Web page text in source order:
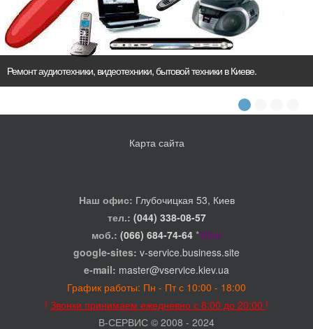
Ремонт аудиотехники, видеотехники, бытовой техники в Киеве.
Карта сайта
Наш офис: Глубочицкая 53, Киев
тел.: (044) 338-08-57
моб.: (066) 684-74-64*Viber
google-sites: v-service.business.site
e-mail: master@vservice.kiev.ua
График работы: Пн - Пт с 10:00 - 18:00
! Звонки принимаем ежедневно с 8:00 до 20:00 !
В-СЕРВИС © 2008 - 2024